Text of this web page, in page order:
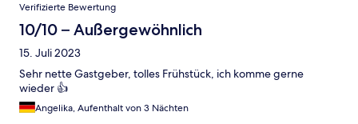
Verifizierte Bewertung
10/10 – Außergewöhnlich
15. Juli 2023
Sehr nette Gastgeber, tolles Frühstück, ich komme gerne
wieder 👍
Angelika, Aufenthalt von 3 Nächten